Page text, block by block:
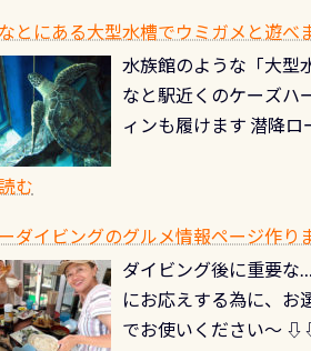
ダウンカレントが発生
る(流される)のは快感
記念物の「オオサンシ
すが、ここ長良川で
終営業日までの発行分
やオリジナルカード対
す。 ※ 2026年12月の
思い出になる ダイビ
も、ワクワクが続く60
PADIグッズが当たる
ルくじに参加する
とにある大型水槽でウミガメと遊べ
水族館のような「大型
なと駅近くのケーズ
ィンも履けます 潜降
楽しみ頂けます 反対
できます！ かなり楽
にもなりますヨ 料金
む
ダイビングのグルメ情報ページ作り
ダイビング後に重要な
にお応えする為に、お
でお使いください～